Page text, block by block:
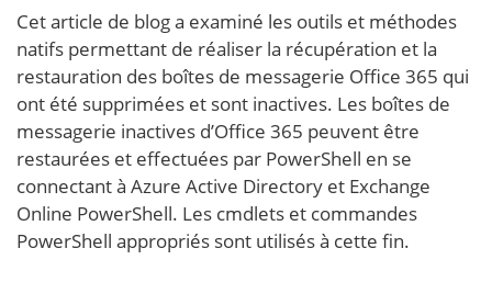
Cet article de blog a examiné les outils et méthodes
natifs permettant de réaliser la récupération et la
restauration des boîtes de messagerie Office 365 qui
ont été supprimées et sont inactives. Les boîtes de
messagerie inactives d’Office 365 peuvent être
restaurées et effectuées par PowerShell en se
connectant à Azure Active Directory et Exchange
Online PowerShell. Les cmdlets et commandes
PowerShell appropriés sont utilisés à cette fin.